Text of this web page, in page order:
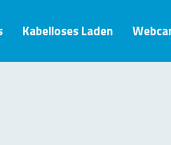
Kabelloses Laden